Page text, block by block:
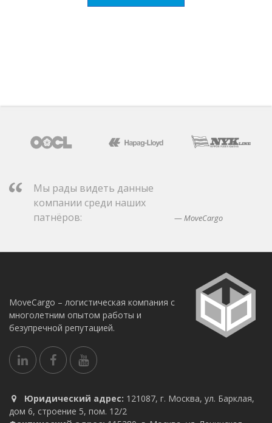
Мы рады видеть данные
компании среди наших
патнёров:
MoveCargo
MoveCargo – логистическая компания с
многолетним опытом работы и
безупречной репутацией.
Юридический адрес: 121087, г. Москва, ул. Барклая,
дом 6, строение 5, пом. 12/2